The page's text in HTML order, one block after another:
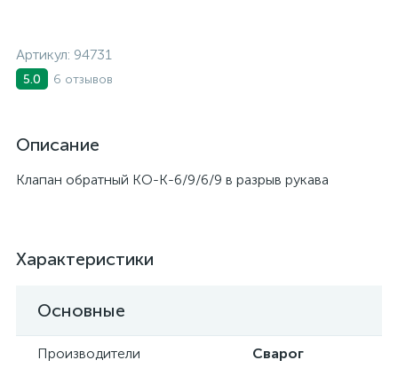
Артикул: 94731
5.0 6 отзывов
Описание
Клапан обратный КО-К-6/9/6/9 в разрыв рукава
Характеристики
Основные
Производители
Сварог